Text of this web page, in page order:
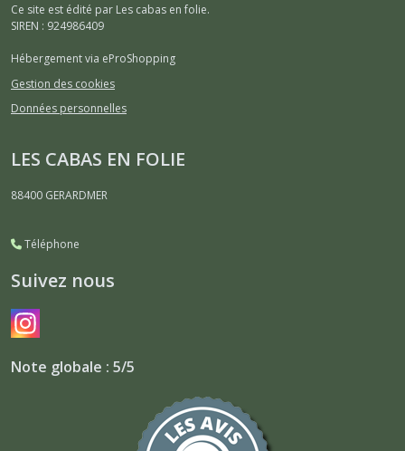
Ce site est édité par Les cabas en folie.
SIREN : 924986409
Hébergement via eProShopping
Gestion des cookies
Données personnelles
LES CABAS EN FOLIE
88400 GERARDMER
Téléphone
Suivez nous
Note globale : 5/5